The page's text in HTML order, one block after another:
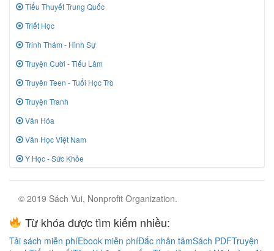
Tiểu Thuyết Trung Quốc
Triết Học
Trinh Thám - Hình Sự
Truyện Cười - Tiếu Lâm
Truyên Teen - Tuổi Học Trò
Truyện Tranh
Văn Hóa
Văn Học Việt Nam
Y Học - Sức Khỏe
© 2019 Sách Vui, Nonprofit Organization.
Từ khóa được tìm kiếm nhiều:
Tải sách miễn phíEbook miễn phíĐắc nhân tâmSách PDFTruyện